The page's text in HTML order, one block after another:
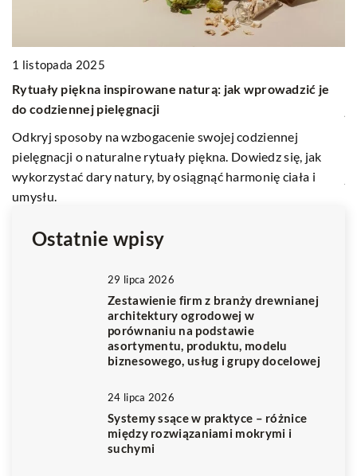
1 listopada 2025
Rytuały piękna inspirowane naturą: jak wprowadzić je
do codziennej pielęgnacji
Odkryj sposoby na wzbogacenie swojej codziennej
pielęgnacji o naturalne rytuały piękna. Dowiedz się, jak
wykorzystać dary natury, by osiągnąć harmonię ciała i
umysłu.
Ostatnie wpisy
29 lipca 2026
Zestawienie firm z branży drewnianej
architektury ogrodowej w
porównaniu na podstawie
asortymentu, produktu, modelu
biznesowego, usług i grupy docelowej
24 lipca 2026
Systemy ssące w praktyce – różnice
między rozwiązaniami mokrymi i
suchymi